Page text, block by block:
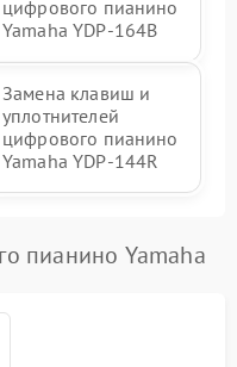
цифрового пианино
Yamaha YDP-164B
Замена клавиш и
уплотнителей
цифрового пианино
Yamaha YDP-144R
пианино Yamaha